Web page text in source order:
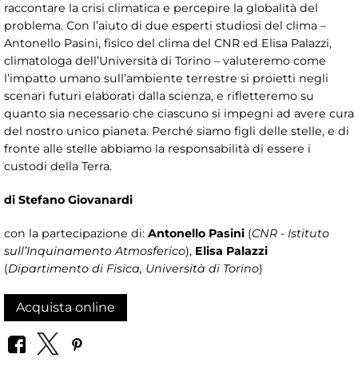
raccontare la crisi climatica e percepire la globalità del
problema. Con l’aiuto di due esperti studiosi del clima –
Antonello Pasini, fisico del clima del CNR ed Elisa Palazzi,
climatologa dell’Università di Torino – valuteremo come
l’impatto umano sull’ambiente terrestre si proietti negli
scenari futuri elaborati dalla scienza, e rifletteremo su
quanto sia necessario che ciascuno si impegni ad avere cura
del nostro unico pianeta. Perché siamo figli delle stelle, e di
fronte alle stelle abbiamo la responsabilità di essere i
custodi della Terra.
di Stefano Giovanardi
con la partecipazione di: Antonello Pasini (CNR - Istituto
sull’Inquinamento Atmosferico), Elisa Palazzi
(Dipartimento di Fisica, Università di Torino)
Acquista online